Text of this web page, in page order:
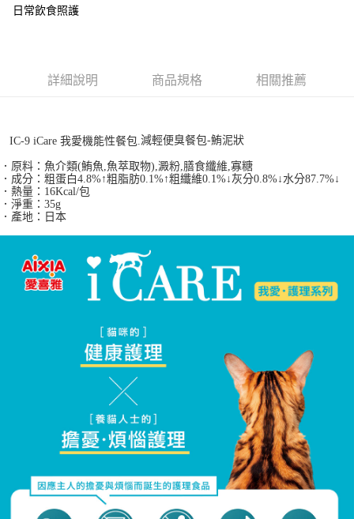
台灣樂天信用卡公司
【關於「AFTEE先享後付」】
３．安心：先確認商品／服務後，再付款。
結帳頁面，進行簡訊認證並確認金額後，即可完成結帳。
３．收到繳費通知簡訊後14天內，點擊此簡訊中的連結，可透過四大超商／
ATM／網路銀行／等多元方式進行付款，方視為交易完成。
※ 請注意：結帳手續完成當下不需立刻繳費，但若您需要取消訂單，請聯絡
購買商品的店家。未經商家同意取消之訂單仍視為有效，需透過AFTEE先享
後付繳納相關費用。
※ 交易是否成功請以「AFTEE先享後付 」之結帳頁面顯示為準，若有關於
是否繳費成功／繳費後需取消欲退款等相關疑問，請聯繫「AFTEE先享後付
客戶支援中心」
https://netprotections.freshdesk.com/support/home
【注意事項】
權轉讓予恩沛科技股份有限公司。
２．關於個人資料處理事宜，請瀏覽以下網址：
https://aftee.tw/terms/#terms3
３．未成年的使用者請事先徵得法定代理人或監護人之同意方可使用
「AFTEE先享後付」，若未經同意申辦者引起之損失，本公司不負相關責
４．使用「AFTEE先享後付」時，將依據個別帳號之用戶狀況，依本公司即
時審查核予不同之上限額度；若仍有額度不足之情形，本公司將視審查結果
請求用戶進行身份認證。
５．嚴禁一人註冊多個帳號或使用他人資訊註冊。若發現惡意使用之情形，
恩沛科技股份有限公司將有權停止該用戶之使用額度並採取法律行動。
宅配運費
香港地區
日常飲食照護
詳細說明 商品規格 相關推薦
IC-9 iCare 我愛機能性餐包. 減輕便臭餐包-鮪泥狀
．原料： 魚介類(鮪魚 魚萃取物), 澱粉 膳食纖維 寡糖
．成分： 粗蛋白4.8%↑粗脂肪0.1%↑粗纖維0.1%↓灰分0.8%↓水分87.7%↓
．熱量：16Kcal/包
．淨重：35g
．產地：日本